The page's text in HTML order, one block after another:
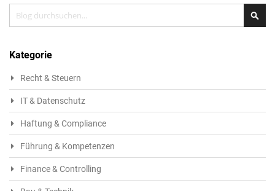
Kategorie
Recht & Steuern
IT & Datenschutz
Haftung & Compliance
Führung & Kompetenzen
Finance & Controlling